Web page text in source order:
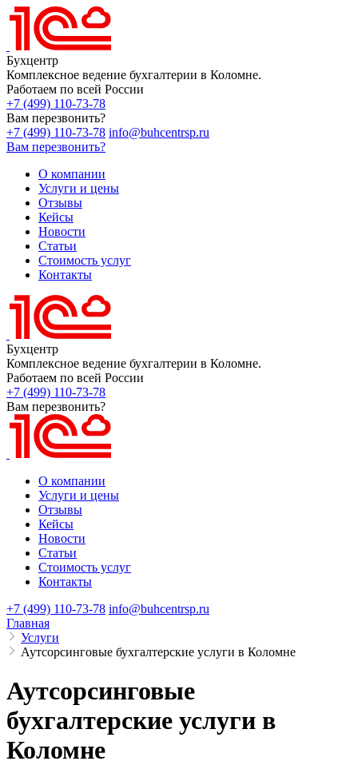
Бухцентр
Комплексное ведение бухгалтерии в Коломне.
Работаем по всей России
+7 (499) 110-73-78
Вам перезвонить?
+7 (499) 110-73-78 info@buhcentrsp.ru
Вам перезвонить?
О компании
Услуги и цены
Отзывы
Кейсы
Новости
Статьи
Стоимость услуг
Контакты
Бухцентр
Комплексное ведение бухгалтерии в Коломне.
Работаем по всей России
+7 (499) 110-73-78
Вам перезвонить?
О компании
Услуги и цены
Отзывы
Кейсы
Новости
Статьи
Стоимость услуг
Контакты
+7 (499) 110-73-78 info@buhcentrsp.ru
Главная
Услуги
Аутсорсинговые бухгалтерские услуги в Коломне
Аутсорсинговые
бухгалтерские услуги в
Коломне